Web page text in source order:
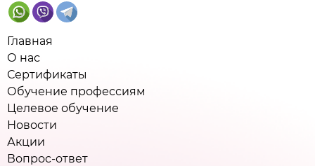
Главная
О нас
Сертификаты
Обучение профессиям
Целевое обучение
Новости
Акции
Вопрос-ответ